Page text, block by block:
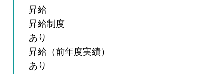
昇給
昇給制度
あり
昇給（前年度実績）
あり